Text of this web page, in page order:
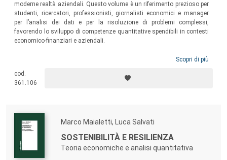
moderne realtà aziendali. Questo volume è un riferimento prezioso per
studenti, ricercatori, professionisti, giornalisti economici e manager
per l’analisi dei dati e per la risoluzione di problemi complessi,
favorendo lo sviluppo di competenze quantitative spendibili in contesti
economico-finanziari e aziendali.
Scopri di più
cod.
361.106
Marco Maialetti, Luca Salvati
SOSTENIBILITÀ E RESILIENZA
Teoria economiche e analisi quantitativa